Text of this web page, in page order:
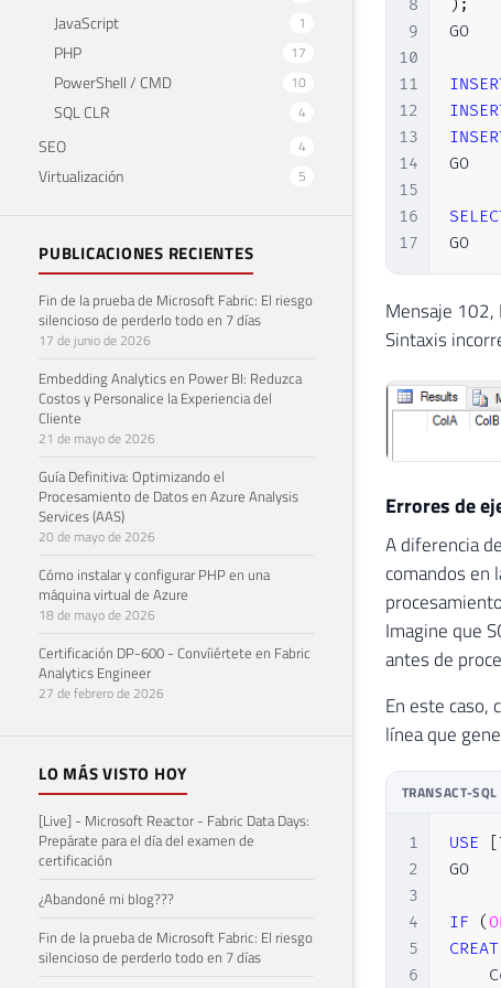
JavaScript 1
PHP 17
PowerShell / CMD 10
SQL CLR 4
SEO 4
Virtualización 5
PUBLICACIONES RECIENTES
Fin de la prueba de Microsoft Fabric: El riesgo
silencioso de perderlo todo en 7 días
17 de junio de 2026
Embedding Analytics en Power BI: Reduzca
Costos y Personalice la Experiencia del
Cliente
21 de mayo de 2026
Guía Definitiva: Optimizando el
Procesamiento de Datos en Azure Analysis
Services (AAS)
20 de mayo de 2026
Cómo instalar y configurar PHP en una
máquina virtual de Azure
18 de mayo de 2026
Certificación DP-600 - Convíiértete en Fabric
Analytics Engineer
27 de febrero de 2026
LO MÁS VISTO HOY
[Live] - Microsoft Reactor - Fabric Data Days:
Prepárate para el día del examen de
certificación
¿Abandoné mi blog???
Fin de la prueba de Microsoft Fabric: El riesgo
silencioso de perderlo todo en 7 días
8
9
10
11
12
13
14
15
16
17
) ;
GO
GO
GO
Mensaje 102,
Sintaxis
Errores de
A diferencia
comandos en
Imagine que
antes de
En este caso,
línea que
TRANSACT-SQL
1
2
3
4
5
6
USE [
GO
IF (